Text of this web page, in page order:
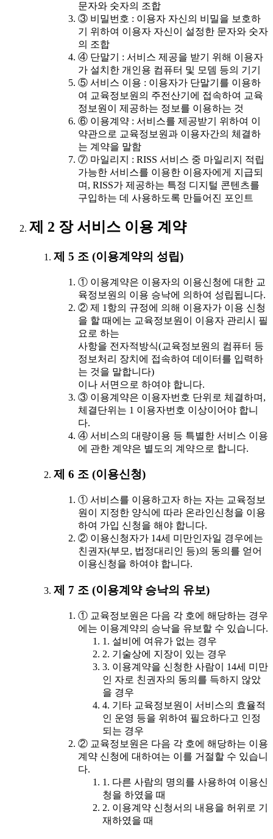
문자와 숫자의 조합
③ 비밀번호 : 이용자 자신의 비밀을 보호하
기 위하여 이용자 자신이 설정한 문자와 숫자
의 조합
④ 단말기 : 서비스 제공을 받기 위해 이용자
가 설치한 개인용 컴퓨터 및 모뎀 등의 기기
⑤ 서비스 이용 : 이용자가 단말기를 이용하
여 교육정보원의 주전산기에 접속하여 교육
정보원이 제공하는 정보를 이용하는 것
⑥ 이용계약 : 서비스를 제공받기 위하여 이
약관으로 교육정보원과 이용자간의 체결하
는 계약을 말함
⑦ 마일리지 : RISS 서비스 중 마일리지 적립
가능한 서비스를 이용한 이용자에게 지급되
며, RISS가 제공하는 특정 디지털 콘텐츠를
구입하는 데 사용하도록 만들어진 포인트
제 2 장 서비스 이용 계약
제 5 조 (이용계약의 성립)
① 이용계약은 이용자의 이용신청에 대한 교
육정보원의 이용 승낙에 의하여 성립됩니다.
② 제 1항의 규정에 의해 이용자가 이용 신청
을 할 때에는 교육정보원이 이용자 관리시 필
요로 하는
사항을 전자적방식(교육정보원의 컴퓨터 등
정보처리 장치에 접속하여 데이터를 입력하
는 것을 말합니다)
이나 서면으로 하여야 합니다.
③ 이용계약은 이용자번호 단위로 체결하며,
체결단위는 1 이용자번호 이상이어야 합니
다.
④ 서비스의 대량이용 등 특별한 서비스 이용
에 관한 계약은 별도의 계약으로 합니다.
제 6 조 (이용신청)
① 서비스를 이용하고자 하는 자는 교육정보
원이 지정한 양식에 따라 온라인신청을 이용
하여 가입 신청을 해야 합니다.
② 이용신청자가 14세 미만인자일 경우에는
친권자(부모, 법정대리인 등)의 동의를 얻어
이용신청을 하여야 합니다.
제 7 조 (이용계약 승낙의 유보)
① 교육정보원은 다음 각 호에 해당하는 경우
에는 이용계약의 승낙을 유보할 수 있습니다.
1. 설비에 여유가 없는 경우
2. 기술상에 지장이 있는 경우
3. 이용계약을 신청한 사람이 14세 미만
인 자로 친권자의 동의를 득하지 않았
을 경우
4. 기타 교육정보원이 서비스의 효율적
인 운영 등을 위하여 필요하다고 인정
되는 경우
② 교육정보원은 다음 각 호에 해당하는 이용
계약 신청에 대하여는 이를 거절할 수 있습니
다.
1. 다른 사람의 명의를 사용하여 이용신
청을 하였을 때
2. 이용계약 신청서의 내용을 허위로 기
재하였을 때